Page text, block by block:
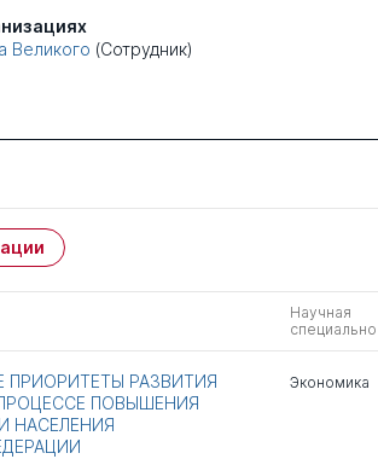
Великого (Сотрудник)
Научная
ПРИОРИТЕТЫ РАЗВИТИЯ
ПОВЫШЕНИЯ
НАСЕЛЕНИЯ
Экономика